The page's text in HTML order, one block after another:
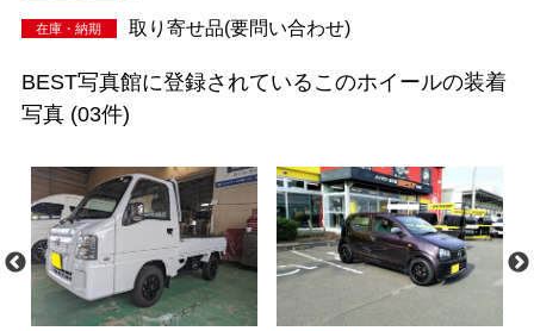
在庫・納期 取り寄せ品(要問い合わせ)
BEST写真館に登録されているこのホイールの装着
写真(03件)